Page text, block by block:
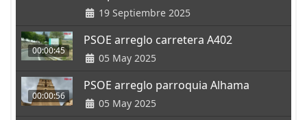
19 Septiembre 2025
00:00:45
PSOE arreglo carretera A402
05 May 2025
00:00:56
PSOE arreglo parroquia Alhama
05 May 2025